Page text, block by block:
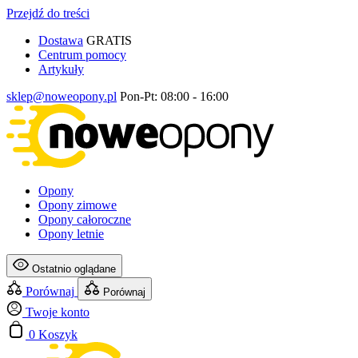
Przejdź do treści
Dostawa GRATIS
Centrum pomocy
Artykuły
sklep@noweopony.pl Pon-Pt: 08:00 - 16:00
Opony
Opony zimowe
Opony całoroczne
Opony letnie
Ostatnio oglądane
Porównaj Porównaj
Twoje konto
0 Koszyk